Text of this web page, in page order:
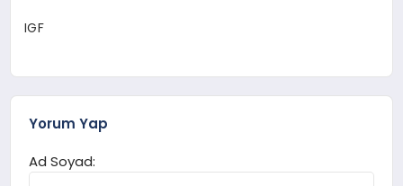
IGF
Yorum Yap
Ad Soyad: